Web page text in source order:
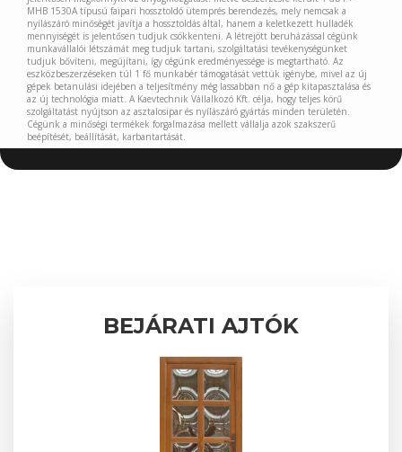
MHB 1530A típusú faipari hossztoldó ütemprés berendezés, mely nemcsak a
nyílászáró minőségét javítja a hossztoldás által, hanem a keletkezett hulladék
mennyiségét is jelentősen tudjuk csökkenteni. A létrejött beruházással cégünk
munkavállalói létszámát meg tudjuk tartani, szolgáltatási tevékenységünket
tudjuk bővíteni, megújítani, így cégünk eredményessége is megtartható. Az
eszközbeszerzéseken túl 1 fő munkabér támogatását vettük igénybe, mivel az új
gépek betanulási idejében a teljesítmény még lassabban nő a gép kitapasztalása és
az új technológia miatt. A Kaevtechnik Vállalkozó Kft. célja, hogy teljes körű
szolgáltatást nyújtson az asztalosipar és nyílászáró gyártás minden területén.
Cégünk a minőségi termékek forgalmazása mellett vállalja azok szakszerű
beépítését, beállítását, karbantartását.
BEJÁRATI AJTÓK